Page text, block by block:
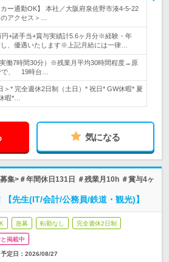
カー通勤OK】 本社／大阪府泉佐野市湊4-5-22
アクセス＞…
円+諸手当+賞与実績計5.6ヶ月分※経験・年
、優遇いたします※上記月給には一律…
働7時間30分）※残業月平均30時間程度→原
で、 19時台…
＞* 完全週休2日制（土日）* 祝日* GW休暇* 夏
暇*…
気になる
集>＃年間休日131日 ＃残業月10h ＃賞与4ヶ
先生(IT/会計/公務員/鉄道・観光)】
急募 転勤なし 完全週休2日制
掲載中
定日： 2026/08/27